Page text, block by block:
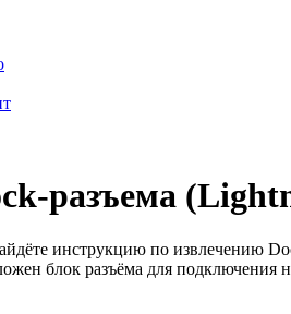
разъема
инструкцию по извлечению
блок разъёма для